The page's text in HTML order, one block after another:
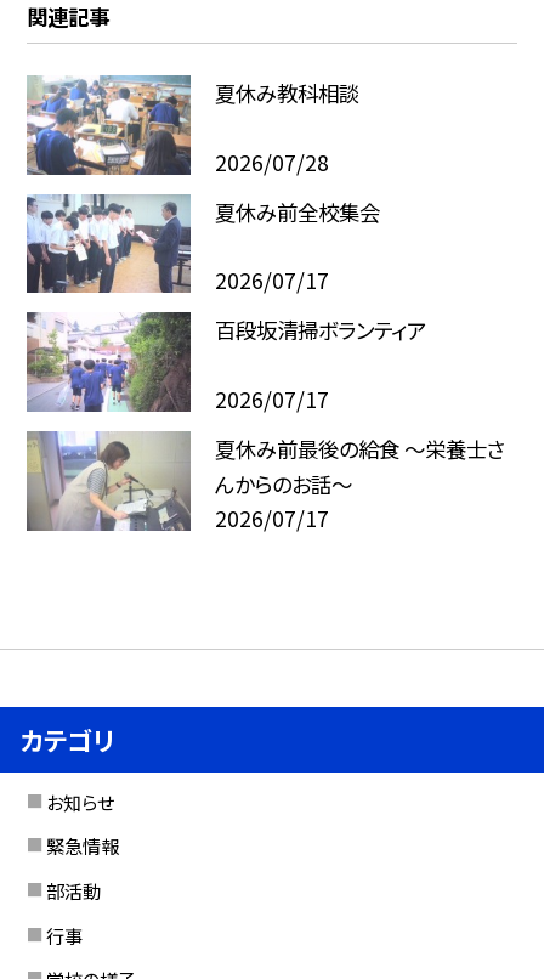
関連記事
夏休み教科相談
2026/07/28
夏休み前全校集会
2026/07/17
百段坂清掃ボランティア
2026/07/17
夏休み前最後の給食 ～栄養士さ
んからのお話～
2026/07/17
カテゴリ
お知らせ
緊急情報
部活動
行事